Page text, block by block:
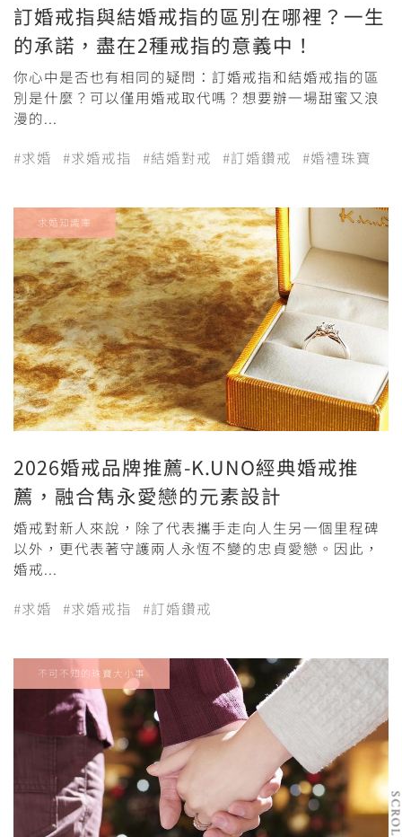
訂婚戒指與結婚戒指的區別在哪裡？一生
的承諾，盡在2種戒指的意義中！
你心中是否也有相同的疑問：訂婚戒指和結婚戒指的區
別是什麼？可以僅用婚戒取代嗎？想要辦一場甜蜜又浪
漫的...
#求婚
#求婚戒指 #結婚對戒 #訂婚鑽戒 #婚禮珠寶
求婚知識庫
2026婚戒品牌推薦-K.UNO經典婚戒推
薦，融合雋永愛戀的元素設計
婚戒對新人來說，除了代表攜手走向人生另一個里程碑
以外，更代表著守護兩人永恆不變的忠貞愛戀。因此，
婚戒...
#求婚
#求婚戒指 #訂婚鑽戒
不可不知的珠寶大小事